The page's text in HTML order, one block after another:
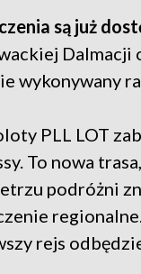
są już
Dalmacji
wykonywany
PLL LOT
To nowa
podróżni
rejs